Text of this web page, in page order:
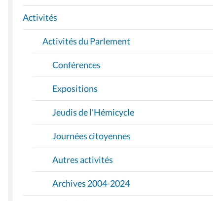
T
I
O
Activités
Activités du Parlement
Conférences
Expositions
Jeudis de l'Hémicycle
Journées citoyennes
Autres activités
Archives 2004-2024